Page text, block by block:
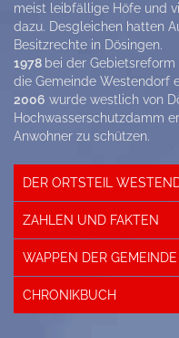
meist leibfällige Höfe und
dazu. Desgleichen hatten
Besitzrechte in Dösingen.
1978 bei der
die Gemeinde Westendorf
2006 wurde westlich von
Hochwasserschutzdamm
Anwohner zu schützen.
DER ORTSTEIL
ZAHLEN UND FAKTEN
WAPPEN DER GEMEINDE
CHRONIKBUCH